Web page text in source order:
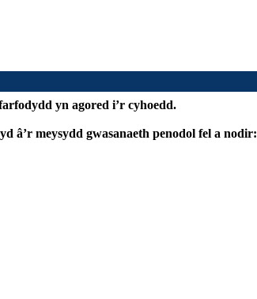
yn agored i’r cyhoedd.
â’r meysydd gwasanaeth penodol fel a nodir: